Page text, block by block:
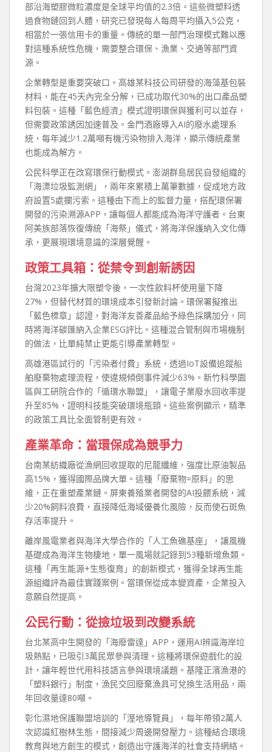
部沿海塑膠微粒濃度是全球平均值的2.3倍。這些微塑料透
過食物鏈回到人體，研究已發現每人每周平均攝入5公克，
相當於一張信用卡的重量。傳統的單一部門治理模式難以應
對這種系統性危機，需要整合環保、漁業、交通等部門資
源。
企業轉型是重要突破口。高雄某科技公司研發的海藻基包裝
材料，能在45天內完全分解，已成功取代30%的出口產品塑
料包裝。這種「藍色經濟」模式證明環保與獲利可以並存，
但需要政策誘因加速普及。金門酒廠導入AI的廢水處理系
統，每年減少1.2萬噸有機污染物排入海洋，顯示傳統產業
也能成為解方。
公民科學正在改寫環保行動模式。澎湖群島居民自發組織的
「海漂垃圾監測網」，兩年來累積上萬筆數據，促成地方政
府設置5處攔污索。這種由下而上的監督力量，搭配環保署
開發的污染溯源APP，讓每個人都能成為海洋守護者。台東
阿美族部落恢復傳統「海祭」儀式，將海洋保護納入文化傳
承，更展現環境意識的深層覺醒。
政策工具箱：從禁令到創新誘因
台灣2023年擴大限塑令後，一次性飲料杯使用量下降
27%，但替代材質的環境成本引發新討論。環保署擬推出
「藍色標章」認證，對海洋友善產品給予綠色採購加分，同
時將海洋碳匯納入企業ESG評比。這種混合管制與市場機制
的做法，比單純禁止更能引導產業轉型。
高雄港區試行的「污染者付費」系統，透過IoT設備追蹤船
舶廢棄物處理流程，使違規傾倒事件減少63%。新竹科學園
區與工研院合作的「循環水聯盟」，讓電子業廢水回收率提
升至85%，證明科技能突破環境瓶頸。這些案例顯示，精準
的政策工具比全面管制更有效。
產業革命：當環保成為競爭力
台南某紡織廠從漁網回收提取的尼龍纖維，強度比原油製品
高15%，獲得國際品牌大單。這種「廢棄物=原料」的思
維，正在重塑產業鏈。屏東養殖業者開發的AI投餵系統，減
少20%飼料浪費，直接降低海域優養化風險，反而使石斑魚
存活率提升。
離岸風電業者與海洋大學合作的「人工魚礁基座」，讓風機
基礎成為海洋生物棲地，單一風場就記錄到53種新增魚類。
這種「再生能源+生態復育」的創新模式，獲得全球再生能
源組織評為最佳實踐案例。當環保從成本變資產，企業投入
意願自然提高。
公民行動：從撿垃圾到改變系統
台北某高中生開發的「海廢雷達」APP，運用AI辨識海岸垃
圾熱點，已吸引3萬民眾參與清理。這種將環保遊戲化的設
計，讓年輕世代用科技語言參與環境議題。基隆正濱漁港的
「塑料銀行」制度，漁民交回廢棄漁具可兌換生活用品，兩
年回收量達80噸。
彰化濕地保護聯盟培訓的「溼地導覽員」，每年帶領2萬人
次認識紅樹林生態，間接減少周邊開發壓力。這種結合環境
教育與地方創生的模式，創造出守護海洋的社會支持網絡。